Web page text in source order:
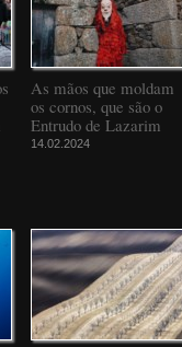
As mãos que moldam
os cornos, que são o
Entrudo de Lazarim
14.02.2024